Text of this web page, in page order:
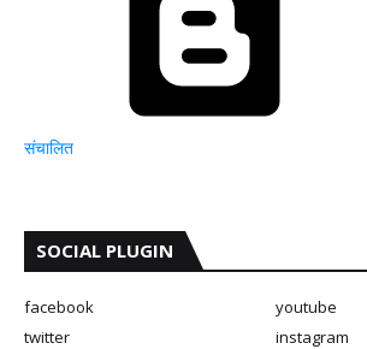
संचालित
SOCIAL PLUGIN
facebook
youtube
twitter
instagram